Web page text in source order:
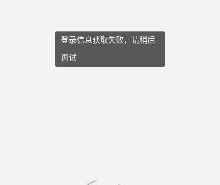
登录信息获取失败，请稍后
再试